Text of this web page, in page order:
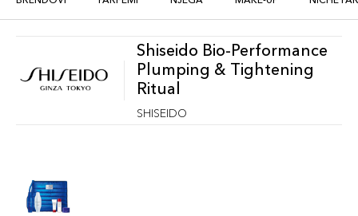
Shiseido Bio-Performance
Plumping & Tightening
Ritual
SHISEIDO